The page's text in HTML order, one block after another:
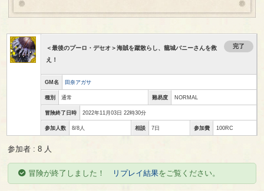
＜最後のプーロ・デセオ＞海賊を蹴散らし、籠城バニーさんを救
え！
完了
GM名 田奈アガサ
種別 通常 難易度 NORMAL
冒険終了日時 2022年11月03日 22時30分
参加人数 8/8人 相談 7日 参加費 100RC
参加者 : 8 人
冒険が終了しました！ リプレイ結果をご覧ください。